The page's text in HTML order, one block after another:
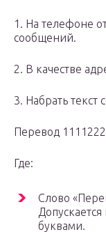
1. На телефоне
сообщений.
2. В качестве
3. Набрать
Перевод
Где:
Слово
буквами.